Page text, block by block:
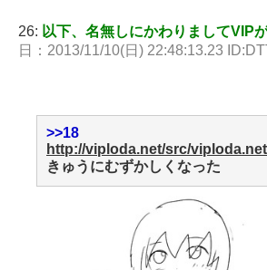
26: 以下、名無しにかわりましてVIP
日：2013/11/10(日) 22:48:13.23
>>18
http://viploda.net/src/
きゅうにむずかしくなった